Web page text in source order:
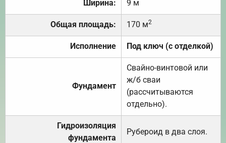
Ширина: 9 м
Общая площадь: 170 м2
Исполнение Под ключ (с отделкой)
Фундамент
Свайно-винтовой или
ж/б сваи
(рассчитываются
отдельно).
Гидроизоляция
фундамента
Рубероид в два слоя.